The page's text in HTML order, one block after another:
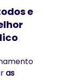
e
as